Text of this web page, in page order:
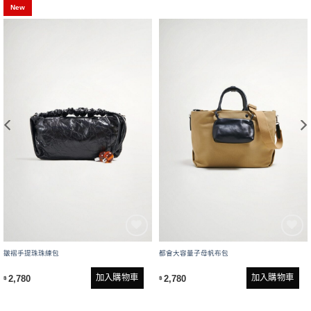
New
皺褶手提珠珠練包
$ 2,780 加入購物車
都會大容量子母帆布包
$ 2,780 加入購物車